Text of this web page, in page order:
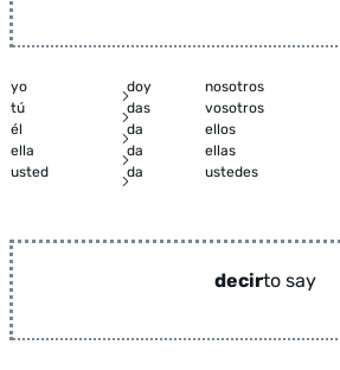
yo doy nosotros
tú
das vosotros
él
da ellos
ella
da ellas
usted
da ustedes
decirto say